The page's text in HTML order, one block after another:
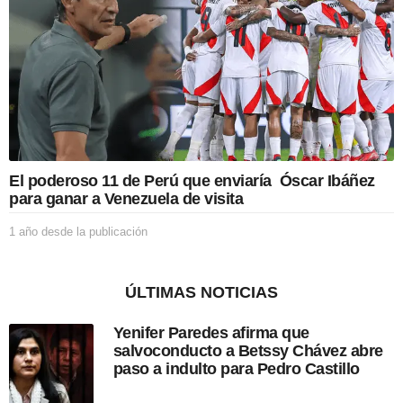
s
d
e
l
a
p
b
a
El poderoso 11 de Perú que enviaría Óscar Ibáñez
para ganar a Venezuela de visita
1 año desde la publicación
d
s
d
e
ÚLTIMAS NOTICIAS
Yenifer Paredes afirma que
salvoconducto a Betssy Chávez abre
paso a indulto para Pedro Castillo